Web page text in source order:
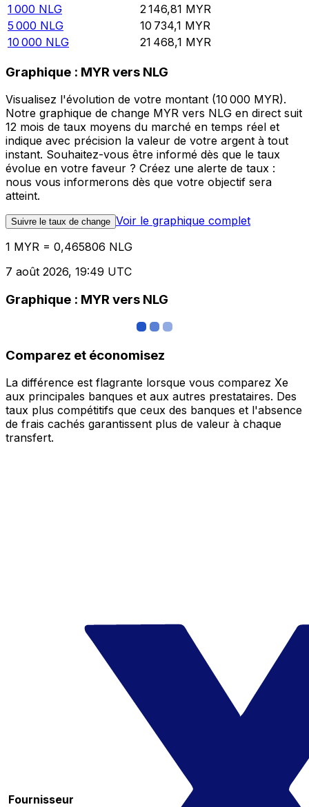
1 000 NLG 2 146,81 MYR
5 000 NLG 10 734,1 MYR
10 000 NLG 21 468,1 MYR
Graphique : MYR vers NLG
Visualisez l'évolution de votre montant (10 000 MYR).
Notre graphique de change MYR vers NLG en direct suit
12 mois de taux moyens du marché en temps réel et
indique avec précision la valeur de votre argent à tout
instant. Souhaitez-vous être informé dès que le taux
évolue en votre faveur ? Créez une alerte de taux :
nous vous informerons dès que votre objectif sera
atteint.
Suivre le taux de change Voir le graphique complet
1 MYR = 0,465806 NLG
7 août 2026, 19:49 UTC
Graphique : MYR vers NLG
Comparez et économisez
La différence est flagrante lorsque vous comparez Xe
aux principales banques et aux autres prestataires. Des
taux plus compétitifs que ceux des banques et l'absence
de frais cachés garantissent plus de valeur à chaque
transfert.
Fournisseur